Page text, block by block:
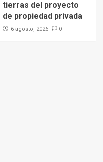
tierras del proyecto
de propiedad privada
6 agosto, 2026 0